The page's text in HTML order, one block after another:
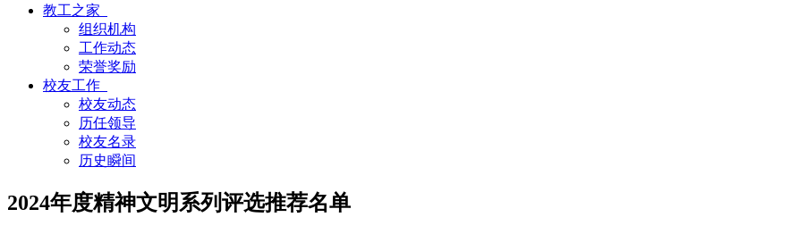
教工之家
组织机构
工作动态
荣誉奖励
校友工作
校友动态
历任领导
校友名录
历史瞬间
2024年度精神文明系列评选推荐名单